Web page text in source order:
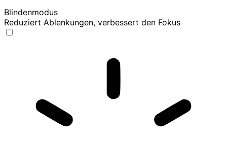
Blindenmodus
Reduziert Ablenkungen, verbessert den Fokus